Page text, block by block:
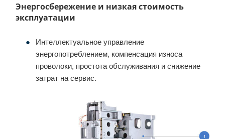
Энергосбережение и низкая стоимость
эксплуатации
Интеллектуальное управление
энергопотреблением, компенсация износа
проволоки, простота обслуживания и снижение
затрат на сервис.